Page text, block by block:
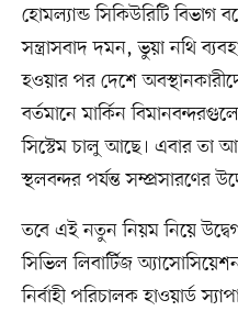
হোমল্যান্ড সিকিউরিটি
সন্ত্রাসবাদ দমন, ভুয়া নথি
হওয়ার পর দেশে
বর্তমানে মার্কিন
সিস্টেম চালু আছে। এবার তা
স্থলবন্দর পর্যন্ত সম্প্রসারণের
তবে এই নতুন নিয়ম নিয়ে
সিভিল লিবার্টিজ
নির্বাহী পরিচালক হাওয়ার্ড